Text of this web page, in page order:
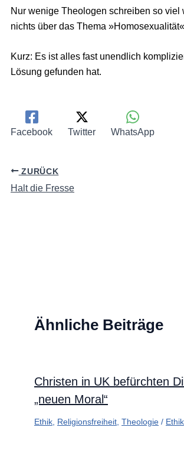
Nur wenige Theologen schreiben so
nichts über das Thema
Kurz: Es ist alles fast unendlich
Lösung gefunden hat.
Facebook Twitter WhatsApp
ZURÜCK
Halt die Fresse
Ähnliche Beiträge
Christen in UK befürchten
„neuen Moral“
Ethik Religionsfreiheit Theologie / Ethik